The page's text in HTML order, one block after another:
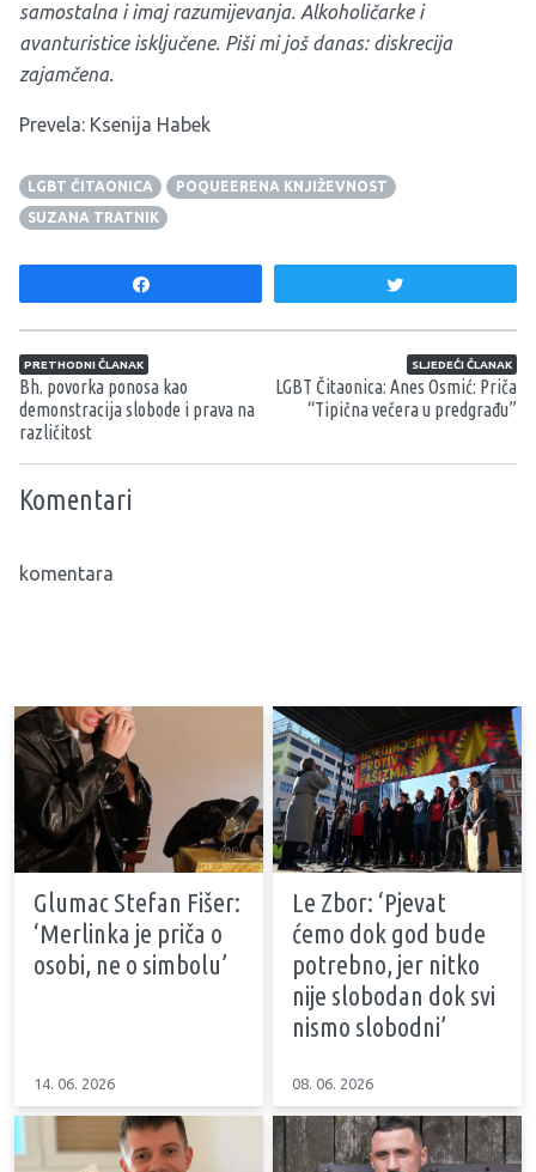
samostalna i imaj razumijevanja. Alkoholičarke i
avanturistice isključene. Piši mi još danas: diskrecija
zajamčena.
Prevela: Ksenija Habek
LGBT ČITAONICA
POQUEERENA KNJIŽEVNOST
SUZANA TRATNIK
Navigacija članaka
PRETHODNI ČLANAK
Bh. povorka ponosa kao
demonstracija slobode i prava na
različitost
SLJEDEĆI ČLANAK
LGBT Čitaonica: Anes Osmić: Priča
“Tipična večera u predgrađu”
Komentari
komentara
Glumac Stefan Fišer:
‘Merlinka je priča o
osobi, ne o simbolu’
14. 06. 2026
Le Zbor: ‘Pjevat
ćemo dok god bude
potrebno, jer nitko
nije slobodan dok svi
nismo slobodni’
08. 06. 2026